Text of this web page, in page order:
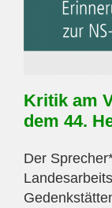
Kritik am
dem 44.
Der